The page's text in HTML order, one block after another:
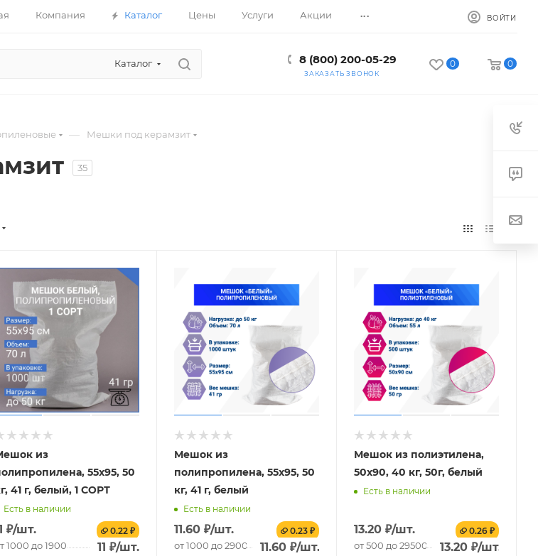
Компания Каталог Цены Услуги Акции ... ВОЙТИ
Каталог 8 (800) 200-05-29
ЗАКАЗАТЬ ЗВОНОК
0 0
— Мешки под керамзит
35
из
55x95, 50
41 г, белый, 1 СОРТ
Есть в наличии
₽/шт. 0.22 ₽
1000 до 19000 шт. 11 ₽/шт.
Мешок из
полипропилена, 55x95, 50
кг, 41 г, белый
Есть в наличии
11.60 ₽/шт. 0.23 ₽
от 1000 до 29000 шт.11.60 ₽/шт.
Мешок из полиэтилена,
50x90, 40 кг, 50г, белый
Есть в наличии
13.20 ₽/шт. 0.26 ₽
от 500 до 29500 шт.13.20 ₽/шт.